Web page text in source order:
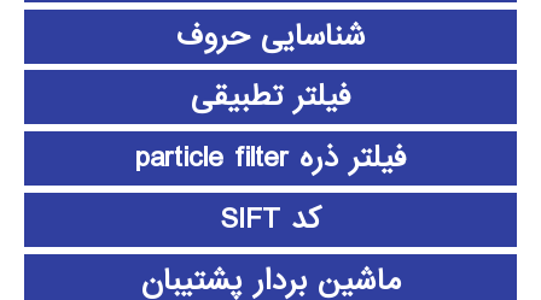
شناسایی حروف
فیلتر تطبیقی
فیلتر ذره particle filter
کد SIFT
ماشین بردار پشتیبان